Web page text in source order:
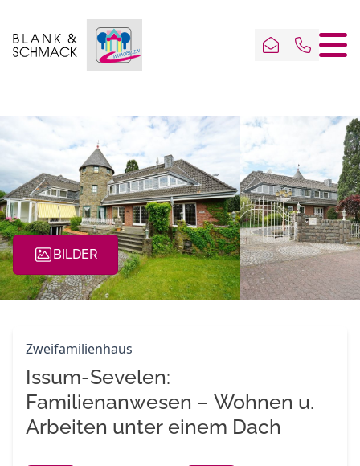
BILDER
Zweifamilienhaus
Issum-Sevelen:
Familienanwesen – Wohnen u.
Arbeiten unter einem Dach